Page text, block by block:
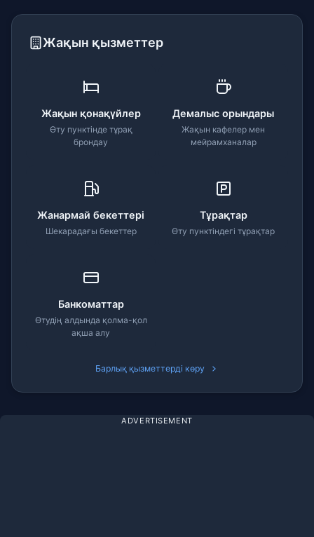
Жақын қызметтер
Жақын қонақүйлер
Өту пунктінде тұрақ
брондау
Демалыс орындары
Жақын кафелер мен
мейрамханалар
Жанармай бекеттері
Шекарадағы бекеттер
Тұрақтар
Өту пунктіндегі тұрақтар
Банкоматтар
Өтудің алдында қолма-қол
ақша алу
Барлық қызметтерді көру
ADVERTISEMENT